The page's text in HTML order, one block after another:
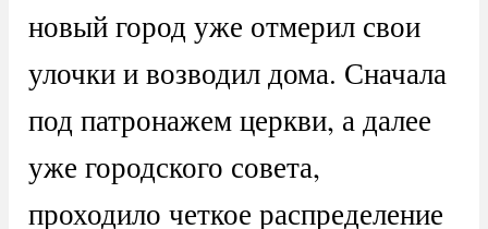
новый город уже отмерил свои
улочки и возводил дома. Сначала
под патронажем церкви, а далее
уже городского совета,
проходило четкое распределение